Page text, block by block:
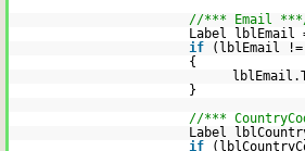
//*** Email
Label lblEmail
if (lblEmail !=
{
}
//***
Label
if